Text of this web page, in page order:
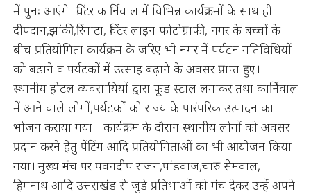
में पुनः आएंगे। विंटर कार्निवाल में विभिन्न कार्यक्रमों के साथ ही
दीपदान,झांकी,रिंगाटा, विंटर लाइन फोटोग्राफी, नगर के बच्चों के
बीच प्रतियोगिता कार्यक्रम के जरिए भी नगर में पर्यटन गतिविधियों
को बढ़ाने व पर्यटकों में उत्साह बढ़ाने के अवसर प्राप्त हुए।
स्थानीय होटल व्यवसायियों द्वारा फूड स्टाल लगाकर तथा कार्निवाल
में आने वाले लोगों,पर्यटकों को राज्य के पारंपरिक उत्पादन का
भोजन कराया गया । कार्यक्रम के दौरान स्थानीय लोगों को अवसर
प्रदान करने हेतु पेंटिंग आदि प्रतियोगिताओं का भी आयोजन किया
गया। मुख्य मंच पर पवनदीप राजन,पांडवाज,चारु सेमवाल,
हिमनाथ आदि उत्तराखंड से जुड़े प्रतिभाओं को मंच देकर उन्हें अपने